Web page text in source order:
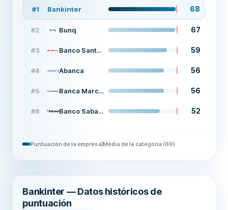
#1 Bankinter 68
#2 Bunq 67
#3 Banco Santander 59
#4 Abanca 56
#5 Banca March depósito 56
#6 Banco Sabadell 52
Puntuación de la empresa Media de la categoría (69)
Bankinter — Datos históricos de
puntuación